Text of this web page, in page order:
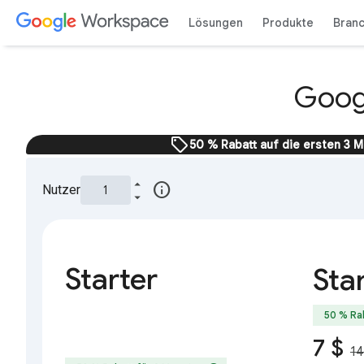
Lösungen Produkte
sell50 % Rabatt auf die ersten 3
Nutzer info
Starter
50 %
7 $